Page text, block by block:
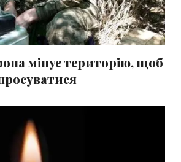
мінує територію, щоб